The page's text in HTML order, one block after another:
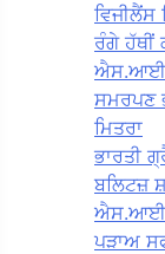
ਰੰਗੇ ਹੱਥੀਂ
ਸਮਰਪਣ
ਮਿਤਰਾ
ਭਾਰਤੀ
ਬਲਿਟਜ਼
ਪੜਾਅ